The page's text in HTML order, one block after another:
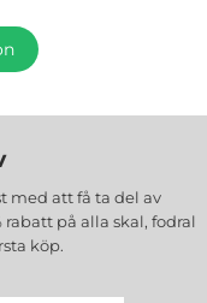
med att få ta del av
rabatt på alla skal, fodral
köp.